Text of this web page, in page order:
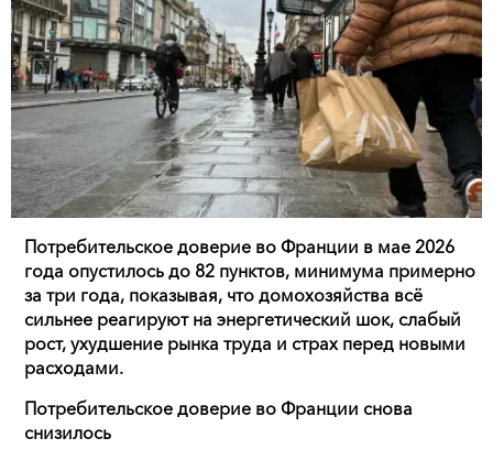
Потребительское доверие во Франции в мае 2026
года опустилось до 82 пунктов, минимума примерно
за три года, показывая, что домохозяйства всё
сильнее реагируют на энергетический шок, слабый
рост, ухудшение рынка труда и страх перед новыми
расходами.
Потребительское доверие во Франции снова
снизилось